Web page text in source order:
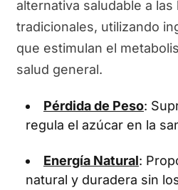
alternativa saludable a
tradicionales, utilizando
que estimulan el
salud general.
Pérdida de Peso:
regula el azúcar en la
Energía Natural:
natural y duradera sin